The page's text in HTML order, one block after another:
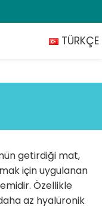
TÜRKÇE
getirdiği mat,
için uygulanan
Özellikle
az hyalüronik